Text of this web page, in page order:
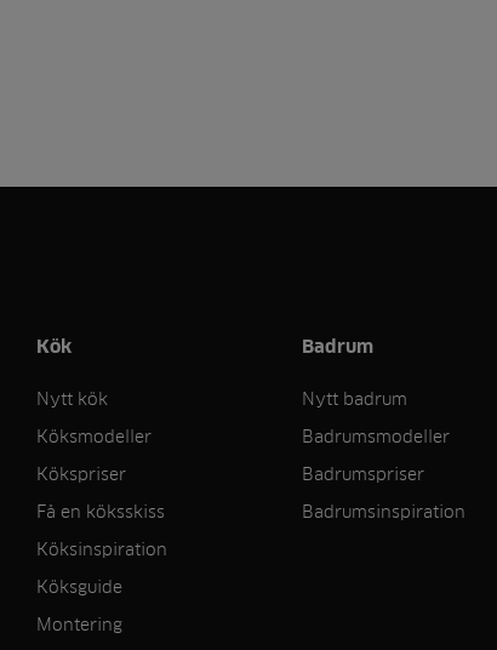
Kök
Nytt kök
Köksmodeller
Kökspriser
Få en köksskiss
Köksinspiration
Köksguide
Montering
Badrum
Nytt badrum
Badrumsmodeller
Badrumspriser
Badrumsinspiration